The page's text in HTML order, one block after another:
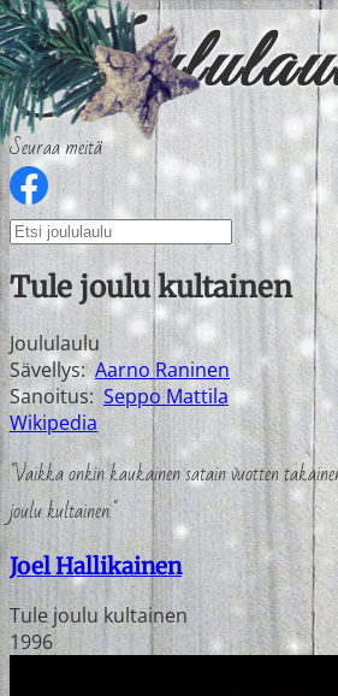
Seuraa meitä
Tule joulu kultainen
Joululaulu
Sävellys: Aarno Raninen
Sanoitus: Seppo Mattila
Wikipedia
"Vaikka onkin kaukainen satain vuotten
joulu kultainen."
Joel Hallikainen
Tule joulu kultainen
1996